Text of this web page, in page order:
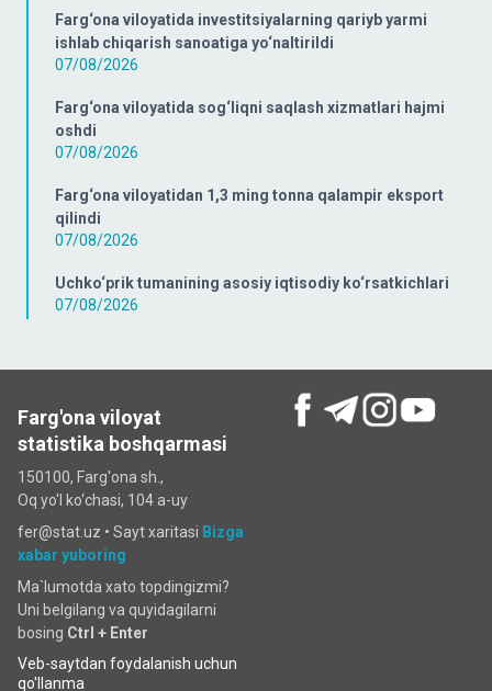
Farg‘ona viloyatida investitsiyalarning qariyb yarmi
ishlab chiqarish sanoatiga yo‘naltirildi
07/08/2026
Farg‘ona viloyatida sog‘liqni saqlash xizmatlari hajmi
oshdi
07/08/2026
Farg‘ona viloyatidan 1,3 ming tonna qalampir eksport
qilindi
07/08/2026
Uchko‘prik tumanining asosiy iqtisodiy ko‘rsatkichlari
07/08/2026
Farg'ona viloyat
statistika boshqarmasi
150100, Farg'ona sh.,
Oq yo'l ko‘chаsi, 104 a-uy
fer@stat.uz • Sayt xaritasi Bizga
xabar yuboring
Ma`lumotda xato topdingizmi?
Uni belgilang va quyidagilarni
bosing Ctrl + Enter
Veb-saytdan foydalanish uchun
qo'llanma